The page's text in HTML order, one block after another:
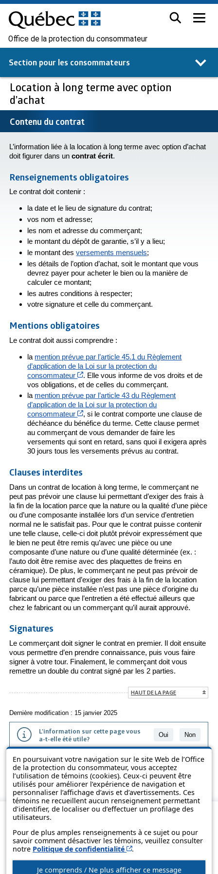
En poursuivant votre navigation sur le site Web de l’Office
de la protection du consommateur, vous acceptez
l’utilisation de témoins (cookies). Ceux-ci peuvent être
utilisés pour améliorer l’expérience de navigation et
personnaliser l’affichage d’avis et d’avertissements. Ces
témoins ne recueillent aucun renseignement permettant
d’identifier, de localiser ou d’effectuer un profilage des
utilisateurs.
Pour de plus amples renseignements à ce sujet ou pour
savoir comment désactiver les témoins, veuillez consulter
notre Politique de confidentialité Cet hyperlien s’ouvrira
.
Je comprends / Ne plus afficher ce message
Office de la protection du consommateur
Section pour les consommateurs
Location à long terme avec option
d’achat
Contenu du contrat
L’information liée à la location à long terme avec option d’achat
doit figurer dans un contrat écrit.
Renseignements obligatoires
Le contrat doit contenir :
la date et le lieu de signature du contrat;
vos nom et adresse;
les nom et adresse du commerçant;
le montant du dépôt de garantie, s’il y a lieu;
le montant desversements mensuels;
les détails de l’option d’achat, soit le montant que vous
devrez payer pour acheter le bien ou la manière de
calculer ce montant;
les autres conditions à respecter;
votre signature et celle du commerçant.
Mentions obligatoires
Le contrat doit aussi comprendre :
la mention prévue par l’article 45.1 du Règlement
d’application de la Loi sur la protection du
consommateur
Cet hyperlien s’ouvrira dans une nouvelle
. Elle vous informe de vos droits et de
vos obligations, et de celles du commerçant.
la mention prévue par l’article 43 du Règlement
d’application de la Loi sur la protection du
consommateur
Cet hyperlien s’ouvrira dans une nouvelle
, si le contrat comporte une clause de
déchéance du bénéfice du terme. Cette clause permet
au commerçant de vous demander de faire les
versements qui sont en retard, sans quoi il exigera après
30 jours tous les versements prévus au contrat.
Clauses interdites
Dans un contrat de location à long terme, le commerçant ne
peut pas prévoir une clause lui permettant d’exiger des frais à
la fin de la location parce que la nature ou la qualité d’une pièce
ou d’une composante installée lors d’un service d’entretien
normal ne le satisfait pas. Pour que le contrat puisse contenir
une telle clause, celle-ci doit plutôt prévoir expressément que
le bien ne peut être remis qu’avec une pièce ou une
composante d’une nature ou d’une qualité déterminée (ex. :
l’auto doit être remise avec des plaquettes de freins en
céramique). De plus, le commerçant ne peut pas prévoir de
clause lui permettant d’exiger des frais à la fin de la location
parce qu’une pièce installée n’est pas une pièce d’origine du
fabricant ou parce que l’entretien a été effectué ailleurs que
chez le fabricant ou un commerçant qu’il aurait approuvé.
Signatures
Le commerçant doit signer le contrat en premier. Il doit ensuite
vous permettre d’en prendre connaissance, puis vous faire
signer à votre tour. Finalement, le commerçant doit vous
remettre un double du contrat signé par les 2 parties.
HAUT DE LA PAGE
Dernière modification : 15 janvier 2025
L'information sur cette page vous
a-t-elle été utile?
Oui Non
L'information présentée dans cette page a été vulgarisée pour en
favoriser la compréhension. Elle ne remplace pas les textes des lois
et des règlements.